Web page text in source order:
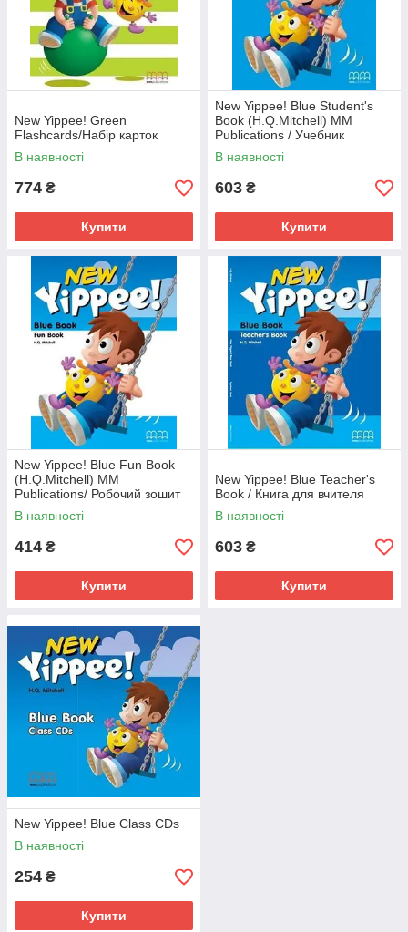
New Yippee! Green
Flashcards/Набір карток
В наявності
774 ₴
Купити
New Yippee! Blue Student's
Book (H.Q.Mitchell) MM
Publications / Учебник
В наявності
603 ₴
Купити
New Yippee! Blue Fun Book
(H.Q.Mitchell) MM
Publications/ Робочий зошит
В наявності
414 ₴
Купити
New Yippee! Blue Teacher's
Book / Книга для вчителя
В наявності
603 ₴
Купити
New Yippee! Blue Class CDs
В наявності
254 ₴
Купити